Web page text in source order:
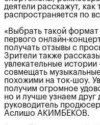
деятели расскажут, как
распространяется по
«Выбрать такой
первого онлайн-
получать отзывы с
Зрители также
увлекательные истории
совмещать
похожими на ток-шоу.
получим огромное
но и лучше узнаем друг
руководитель
Аслишо АКИМБЕКОВ.